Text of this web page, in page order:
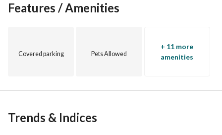
Features / Amenities
Covered parking Pets Allowed
+ 11 more
amenities
Trends & Indices